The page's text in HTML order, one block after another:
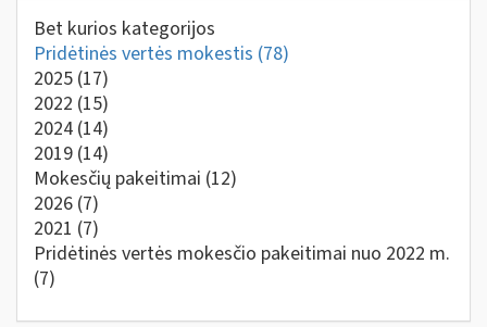
Bet kurios kategorijos
Pridėtinės vertės mokestis (78)
2025 (17)
2022 (15)
2024 (14)
2019 (14)
Mokesčių pakeitimai (12)
2026 (7)
2021 (7)
Pridėtinės vertės mokesčio pakeitimai nuo 2022 m.
(7)